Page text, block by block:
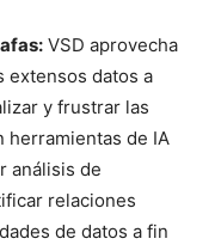
VSD aprovecha
extensos datos a
y frustrar las
herramientas de IA
análisis de
relaciones
de datos a fin